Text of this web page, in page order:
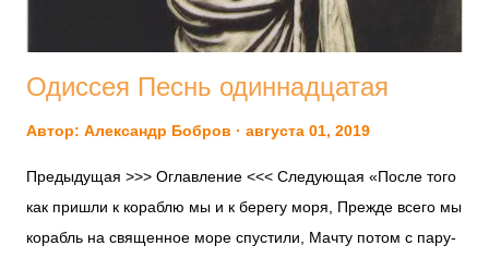
Одиссея Песнь одиннадцатая
Автор: Александр Бобров августа 01, 2019
Предыдущая >>> Оглавление <<< Следующая «После того
как при­шли к кораб­лю мы и к бере­гу моря, Преж­де все­го мы
корабль на свя­щен­ное море спу­сти­ли, Мач­ту потом с пару­